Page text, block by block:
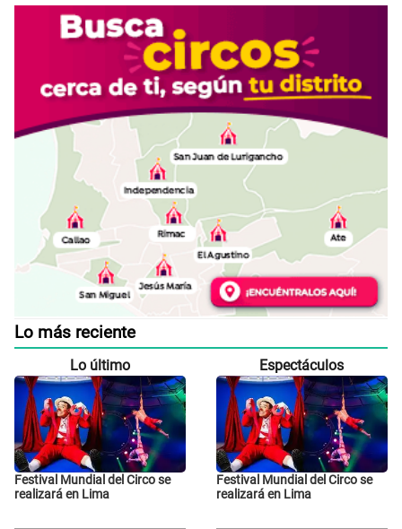
Lo más reciente
Lo último
Festival Mundial del Circo se
realizará en Lima
Espectáculos
Festival Mundial del Circo se
realizará en Lima